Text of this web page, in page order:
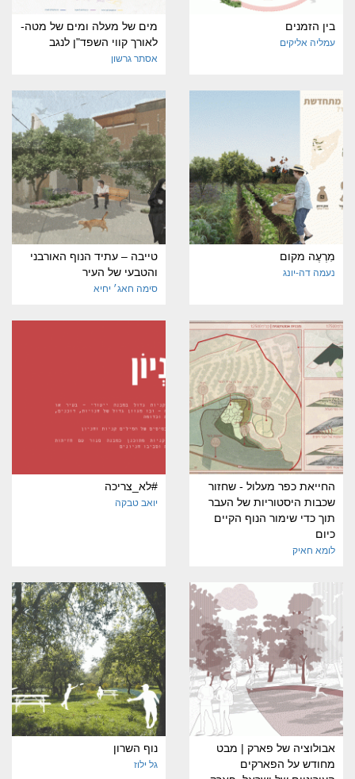
בין הזמנים
עמליה אליקים
מים של מעלה ומים של מטה-
לאורך קווי השפד"ן לנגב
אסתר גרשון
מִרְעֶה מקום
נעמה דה-יונג
טייבה – עתיד הנוף האורבני
והטבעי של העיר
סימה חאג׳ יחיא
החייאת כפר מעלול - שחזור
שכבות היסטוריות של העבר
תוך כדי שימור הנוף הקיים
כיום
לומא חאיק
#לא_צריכה
יואב טבקה
אבולוציה של פארק | מבט
מחודש על הפארקים
נוף השרון
גל ילוז